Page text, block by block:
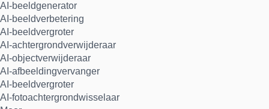
AI-beeldgenerator
AI-beeldverbetering
AI-beeldvergroter
AI-achtergrondverwijderaar
AI-objectverwijderaar
AI-afbeeldingvervanger
AI-beeldvergroter
AI-fotoachtergrondwisselaar